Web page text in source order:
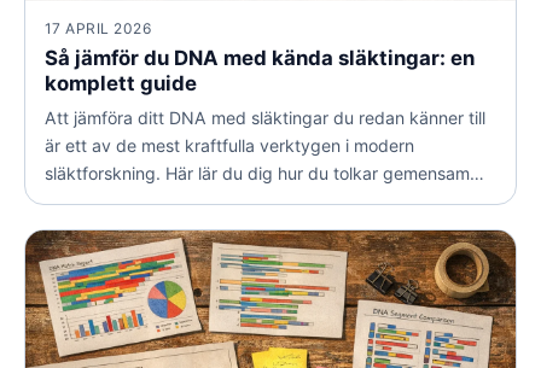
17 APRIL 2026
Så jämför du DNA med kända släktingar: en
komplett guide
Att jämföra ditt DNA med släktingar du redan känner till
är ett av de mest kraftfulla verktygen i modern
släktforskning. Här lär du dig hur du tolkar gemensamma
centimorgan, bekräftar släktband och löser knepiga
grenar på släktträdet.